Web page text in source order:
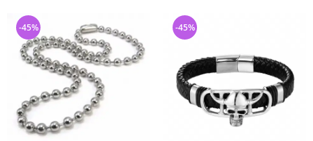
-45% -45%